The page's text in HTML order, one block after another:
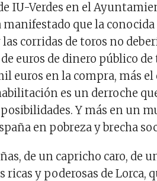
de IU-Verdes en el
manifestado que la
corridas de toros no
euros de dinero público de
euros en la compra, más el
es un derroche
Y más en un
en pobreza y brecha
de un capricho caro, de
y poderosas de Lorca,